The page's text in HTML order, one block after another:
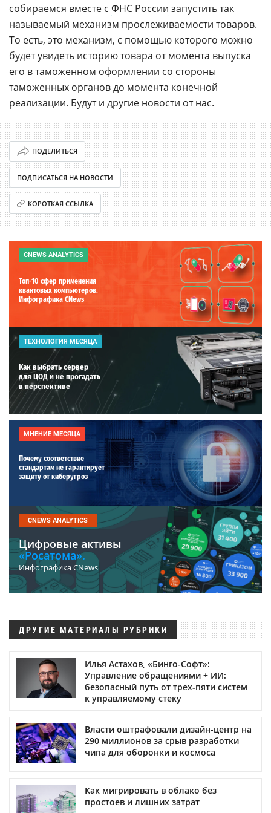
собираемся вместе с ФНС России запустить так
называемый механизм прослеживаемости товаров.
То есть, это механизм, с помощью которого можно
будет увидеть историю товара от момента выпуска
его в таможенном оформлении со стороны
таможенных органов до момента конечной
реализации. Будут и другие новости от нас.
ПОДЕЛИТЬСЯ
ПОДПИСАТЬСЯ НА НОВОСТИ
КОРОТКАЯ ССЫЛКА
CNEWS ANALYTICS
Топ-10 сфер применения
квантовых компьютеров.
Инфографика CNews
ТЕХНОЛОГИЯ МЕСЯЦА
Как выбрать сервер
для ЦОД и не прогадать
в перспективе
МНЕНИЕ МЕСЯЦА
Почему соответствие
стандартам не гарантирует
защиту от киберугроз
CNEWS ANALYTICS
Цифровые активы
«Росатома».
Инфографика CNews
ДРУГИЕ МАТЕРИАЛЫ РУБРИКИ
Илья Астахов, «Бинго-Софт»:
Управление обращениями + ИИ:
безопасный путь от трех‑пяти систем
к управляемому стеку
Власти оштрафовали дизайн-центр на
290 миллионов за срыв разработки
чипа для оборонки и космоса
Как мигрировать в облако без
простоев и лишних затрат